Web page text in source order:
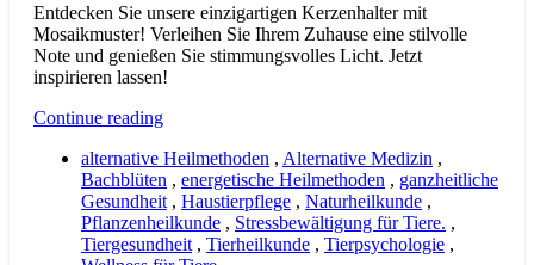
Entdecken Sie unsere einzigartigen Kerzenhalter mit
Mosaikmuster! Verleihen Sie Ihrem Zuhause eine stilvolle
Note und genießen Sie stimmungsvolles Licht. Jetzt
inspirieren lassen!
Continue reading
alternative Heilmethoden , Alternative Medizin ,
Bachblüten , energetische Heilmethoden , ganzheitliche
Gesundheit , Haustierpflege , Naturheilkunde ,
Pflanzenheilkunde , Stressbewältigung für Tiere. ,
Tiergesundheit , Tierheilkunde , Tierpsychologie ,